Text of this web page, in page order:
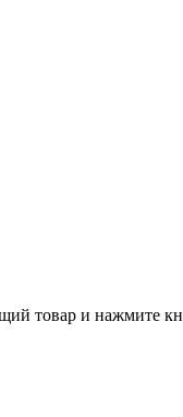
товар и нажмите